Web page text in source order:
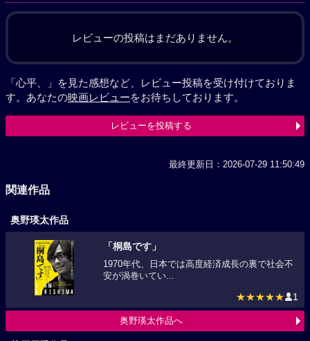
レビューの投稿はまだありません。
「心平、」を見た感想など、レビュー投稿を受け付けておりま
す。あなたの映画レビューをお待ちしております。
レビューを投稿する
最終更新日：2026-07-29 11:50:49
関連作品
奥野瑛太作品
「桐島です」
1970年代、日本では高度経済成長の裏で社会不
安が渦巻いてい...
★★★★★ 1
奥野瑛太作品へ